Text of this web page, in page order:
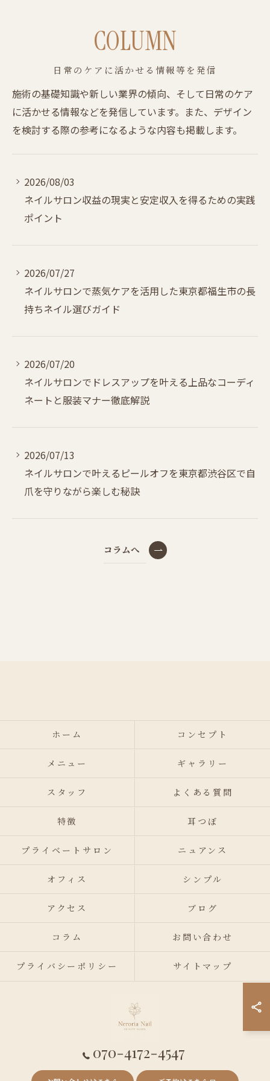
日常のケアに活かせる情報等を発信
COLUMN
施術の基礎知識や新しい業界の傾向、そして日常のケア
に活かせる情報などを発信しています。また、デザイン
を検討する際の参考になるような内容も掲載します。
2026/08/03
ネイルサロン収益の現実と安定収入を得るための実践
ポイント
2026/07/27
ネイルサロンで蒸気ケアを活用した東京都福生市の長
持ちネイル選びガイド
2026/07/20
ネイルサロンでドレスアップを叶える上品なコーディ
ネートと服装マナー徹底解説
2026/07/13
ネイルサロンで叶えるピールオフを東京都渋谷区で自
爪を守りながら楽しむ秘訣
コラムへ
070-4172-4547
ホーム コンセプト
メニュー ギャラリー
スタッフ よくある質問
特徴 耳つぼ
プライベートサロン ニュアンス
オフィス シンプル
アクセス ブログ
コラム お問い合わせ
プライバシーポリシー サイトマップ
© 2026 東京都錦糸町周辺のネイルサロンならneroria nail ALL RIGHTS